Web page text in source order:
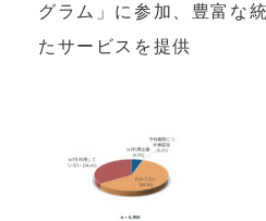
グラム」に参加、豊富な
たサービスを提供